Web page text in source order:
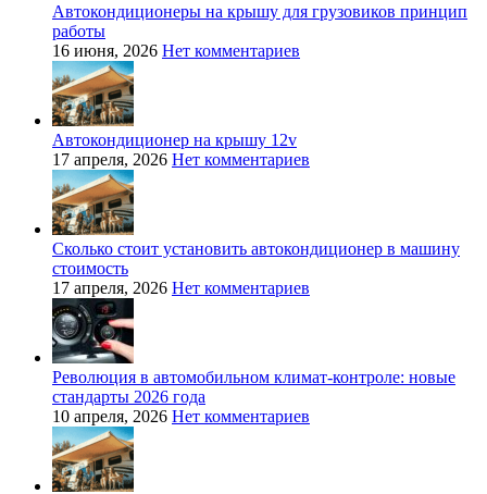
Автокондиционеры на крышу для грузовиков принцип
работы
16 июня, 2026 Нет комментариев
Автокондиционер на крышу 12v
17 апреля, 2026 Нет комментариев
Сколько стоит установить автокондиционер в машину
стоимость
17 апреля, 2026 Нет комментариев
Революция в автомобильном климат-контроле: новые
стандарты 2026 года
10 апреля, 2026 Нет комментариев